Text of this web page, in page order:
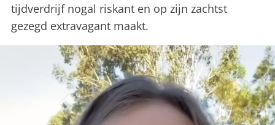
tijdverdrijf nogal riskant en op zijn zachtst
gezegd extravagant maakt.